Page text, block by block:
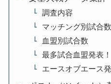
調査内容
マッチング別試合数
血盟別試合数
最多試合血盟発表！
エースオブエース発